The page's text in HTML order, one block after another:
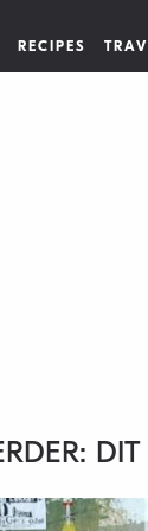
RECIPES